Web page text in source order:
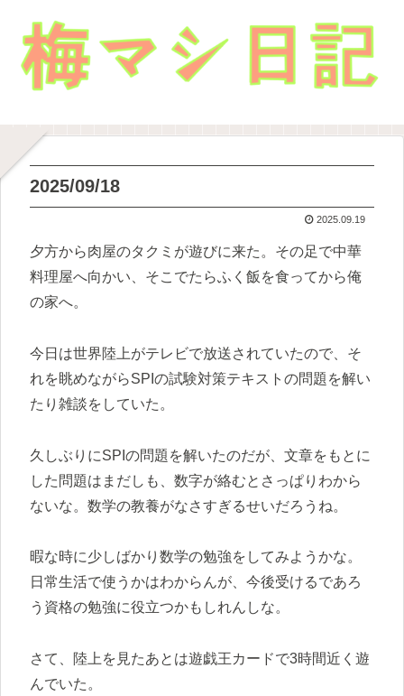
2025/09/18
2025.09.19
夕方から肉屋のタクミが遊びに来た。その足で中華
料理屋へ向かい、そこでたらふく飯を食ってから俺
の家へ。
今日は世界陸上がテレビで放送されていたので、そ
れを眺めながらSPIの試験対策テキストの問題を解い
たり雑談をしていた。
久しぶりにSPIの問題を解いたのだが、文章をもとに
した問題はまだしも、数字が絡むとさっぱりわから
ないな。数学の教養がなさすぎるせいだろうね。
暇な時に少しばかり数学の勉強をしてみようかな。
日常生活で使うかはわからんが、今後受けるであろ
う資格の勉強に役立つかもしれんしな。
さて、陸上を見たあとは遊戯王カードで3時間近く遊
んでいた。